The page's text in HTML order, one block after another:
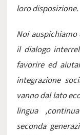
loro disposizione.
Noi
il dialogo
favorire ed
integrazione
vanno dal lato
lingua
seconda